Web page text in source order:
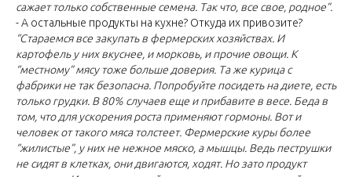
сажает только собственные семена. Так что, все свое, родное”.
- А остальные продукты на кухне? Откуда их привозите?
“Стараемся все закупать в фермерских хозяйствах. И
картофель у них вкуснее, и морковь, и прочие овощи. К
“местному” мясу тоже больше доверия. Та же курица с
фабрики не так безопасна. Попробуйте посидеть на диете, есть
только грудки. В 80% случаев еще и прибавите в весе. Беда в
том, что для ускорения роста применяют гормоны. Вот и
человек от такого мяса толстеет. Фермерские куры более
“жилистые”, у них не нежное мяско, а мышцы. Ведь пеструшки
не сидят в клетках, они двигаются, ходят. Но зато продукт